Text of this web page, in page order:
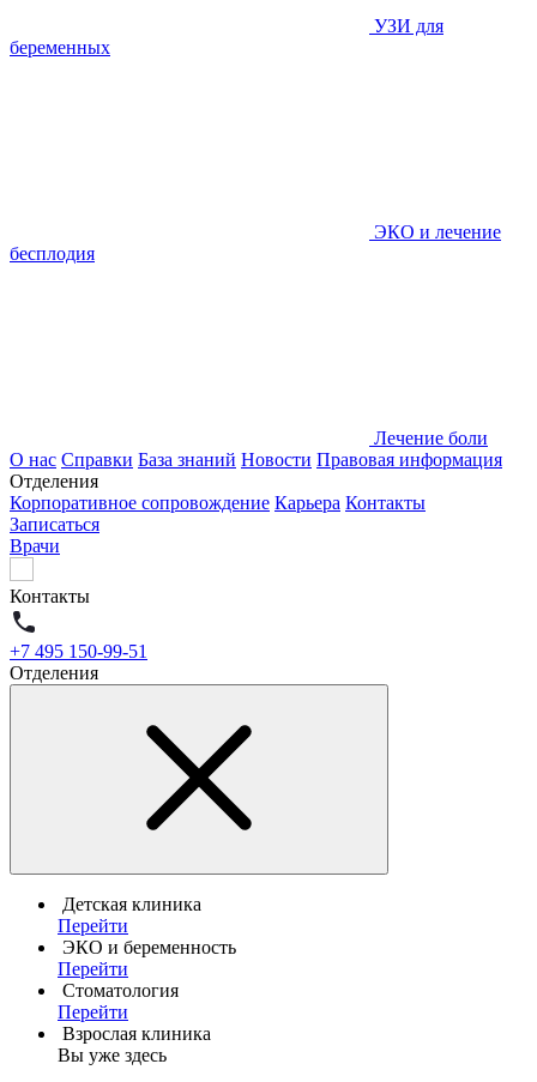
УЗИ для
беременных
ЭКО и лечение
бесплодия
Лечение боли
О нас Справки База знаний Новости Правовая информация
Отделения
Корпоративное сопровождение Карьера Контакты
Записаться
Врачи
Контакты
+7 495 150-99-51
Отделения
Детская клиника
Перейти
ЭКО и беременность
Перейти
Стоматология
Перейти
Взрослая клиника
Вы уже здесь